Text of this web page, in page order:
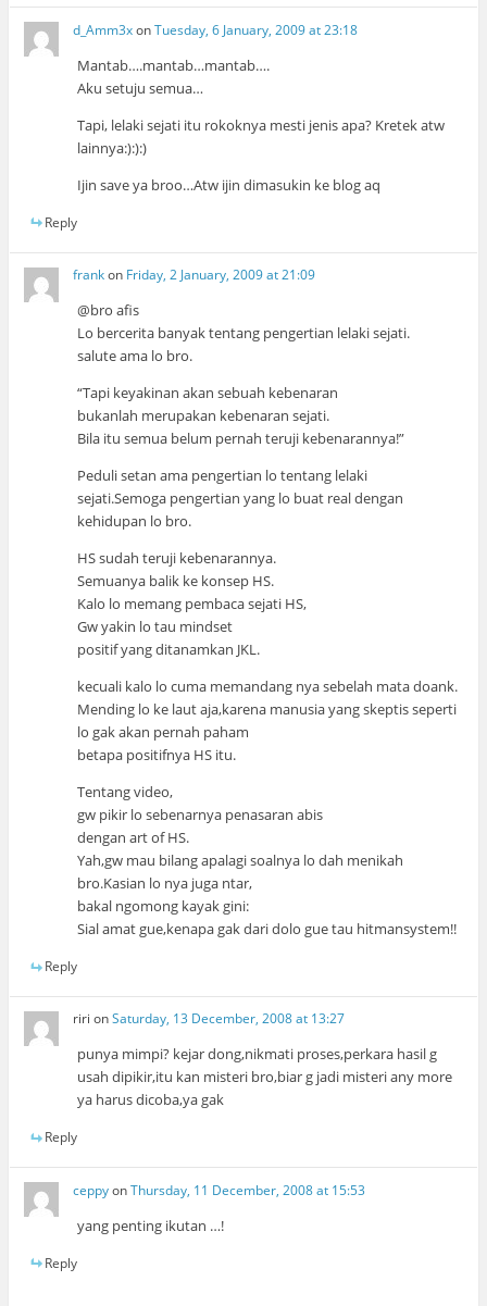
d_Amm3xonTuesday, 6 January, 2009 at 23:18
Mantab….mantab…mantab….
Aku setuju semua…
Tapi, lelaki sejati itu rokoknya mesti jenis apa? Kretek atw
lainnya:):):)
Ijin save ya broo…Atw ijin dimasukin ke blog aq
Reply
frankon Friday, 2 January, 2009 at 21:09
@bro afis
Lo bercerita banyak tentang pengertian lelaki sejati.
salute ama lo bro.
“Tapi keyakinan akan sebuah kebenaran
bukanlah merupakan kebenaran sejati.
Bila itu semua belum pernah teruji kebenarannya!”
Peduli setan ama pengertian lo tentang lelaki
sejati.Semoga pengertian yang lo buat real dengan
kehidupan lo bro.
HS sudah teruji kebenarannya.
Semuanya balik ke konsep HS.
Kalo lo memang pembaca sejati HS,
Gw yakin lo tau mindset
positif yang ditanamkan JKL.
kecuali kalo lo cuma memandang nya sebelah mata doank.
Mending lo ke laut aja,karena manusia yang skeptis seperti
lo gak akan pernah paham
betapa positifnya HS itu.
Tentang video,
gw pikir lo sebenarnya penasaran abis
dengan art of HS.
Yah,gw mau bilang apalagi soalnya lo dah menikah
bro.Kasian lo nya juga ntar,
bakal ngomong kayak gini:
Sial amat gue,kenapa gak dari dolo gue tau hitmansystem!!
Reply
riri onSaturday, 13 December, 2008 at 13:27
punya mimpi? kejar dong,nikmati proses,perkara hasil g
usah dipikir,itu kan misteri bro,biar g jadi misteri any more
ya harus dicoba,ya gak
Reply
ceppyonThursday, 11 December, 2008 at 15:53
yang penting ikutan …!
Reply